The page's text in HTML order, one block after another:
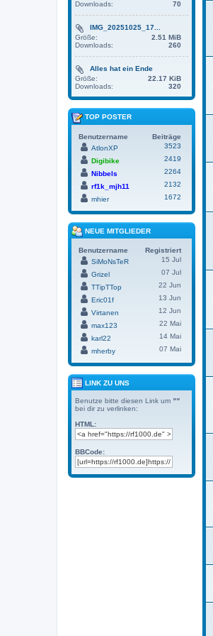
Downloads:
70
IMG_20251025_17...
Größe:
2.51 MiB
Downloads:
260
Alles hat ein Ende
Größe:
22.17 KiB
Downloads:
320
TOP POSTER
Benutzername
Beiträge
AtlonXP
3523
Digibike
2419
Nibbels
2264
rf1k_mjh11
2132
mhier
1672
NEUE MITGLIEDER
Benutzername
Registriert
SiMoNsTeR
15 Jul
Grizel
07 Jul
TTipTTop
22 Jun
Eric01f
13 Jun
Virtanen
12 Jun
max123
22 Mai
karl22
14 Mai
mherby
07 Mai
LINK ZU UNS
Benutze bitte diesen Link um ""
bei dir zu verlinken:
HTML:
BBCode: